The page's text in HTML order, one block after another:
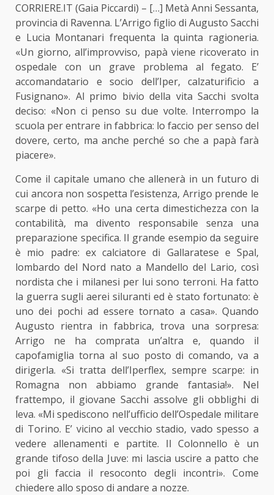
CORRIERE.IT (Gaia Piccardi) – […] Metà Anni Sessanta,
provincia di Ravenna. L’Arrigo figlio di Augusto Sacchi
e Lucia Montanari frequenta la quinta ragioneria.
«Un giorno, all’improvviso, papà viene ricoverato in
ospedale con un grave problema al fegato. E’
accomandatario e socio dell’Iper, calzaturificio a
Fusignano». Al primo bivio della vita Sacchi svolta
deciso: «Non ci penso su due volte. Interrompo la
scuola per entrare in fabbrica: lo faccio per senso del
dovere, certo, ma anche perché so che a papà farà
piacere».
Come il capitale umano che allenerà in un futuro di
cui ancora non sospetta l’esistenza, Arrigo prende le
scarpe di petto. «Ho una certa dimestichezza con la
contabilità, ma divento responsabile senza una
preparazione specifica. Il grande esempio da seguire
è mio padre: ex calciatore di Gallaratese e Spal,
lombardo del Nord nato a Mandello del Lario, così
nordista che i milanesi per lui sono terroni. Ha fatto
la guerra sugli aerei siluranti ed è stato fortunato: è
uno dei pochi ad essere tornato a casa». Quando
Augusto rientra in fabbrica, trova una sorpresa:
Arrigo ne ha comprata un’altra e, quando il
capofamiglia torna al suo posto di comando, va a
dirigerla. «Si tratta dell’Iperflex, sempre scarpe: in
Romagna non abbiamo grande fantasia!». Nel
frattempo, il giovane Sacchi assolve gli obblighi di
leva. «Mi spediscono nell’ufficio dell’Ospedale militare
di Torino. E’ vicino al vecchio stadio, vado spesso a
vedere allenamenti e partite. Il Colonnello è un
grande tifoso della Juve: mi lascia uscire a patto che
poi gli faccia il resoconto degli incontri». Come
chiedere allo sposo di andare a nozze.